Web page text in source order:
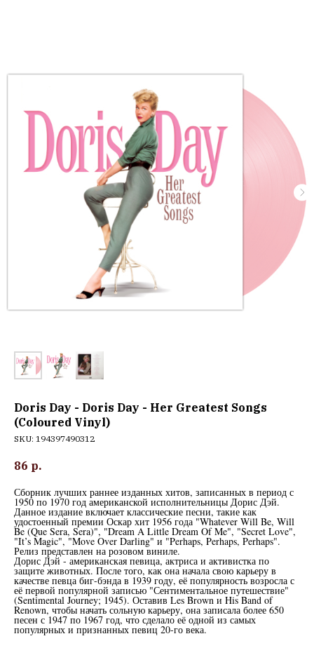
Doris Day - Doris Day - Her Greatest Songs
(Coloured Vinyl)
SKU: 194397490312
86 р.
Сборник лучших раннее изданных хитов, записанных в период с
1950 по 1970 год американской исполнительницы Дорис Дэй.
Данное издание включает классические песни, такие как
удостоенный премии Оскар хит 1956 года "Whatever Will Be, Will
Be (Que Sera, Sera)", "Dream A Little Dream Of Me", "Secret Love",
"It’s Magic", "Move Over Darling" и "Perhaps, Perhaps, Perhaps".
Релиз представлен на розовом виниле.
Дорис Дэй - американская певица, актриса и активистка по
защите животных. После того, как она начала свою карьеру в
качестве певца биг-бэнда в 1939 году, её популярность возросла с
её первой популярной записью "Сентиментальное путешествие"
(Sentimental Journey; 1945). Оставив Les Brown и His Band of
Renown, чтобы начать сольную карьеру, она записала более 650
песен с 1947 по 1967 год, что сделало её одной из самых
популярных и признанных певиц 20-го века.